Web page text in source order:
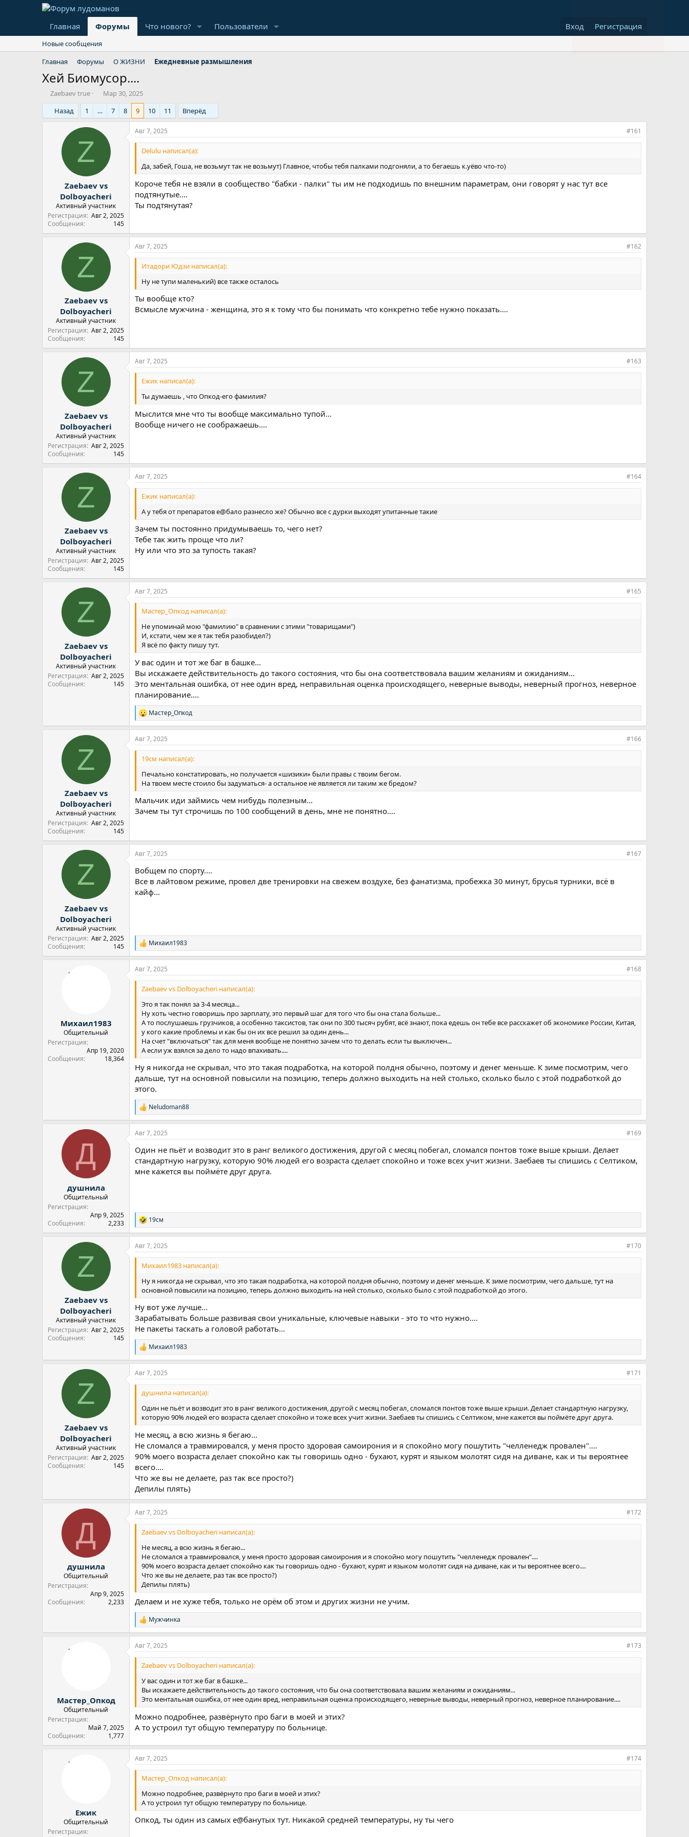
Главная Форумы Что нового? Пользователи Вход Регистрация
Новые сообщения
Главная
Форумы О ЖИЗНИ Ежедневные размышления
Хей Биомусор....
А
в
о
Zaebaev true
Д
а
а
а
л
Мар 30, 2025
Назад
1 … 7 8 9 10 11 Вперёд
Z
Zaebaev vs
Dolboyacheri
Активный участник
Регистрация Авг 2, 2025
Сообщения
145
Авг 7, 2025 #161
Delulu написал(а):
Да, забей, Гоша, не возьмут так не возьмут) Главное, чтобы тебя палками подгоняли, а то бегаешь к.уёво что-то)
Короче тебя не взяли в сообщество "бабки - палки" ты им не подходишь по внешним параметрам, они говорят у нас тут все
подтянутые....
Ты подтянутая?
Z
Zaebaev vs
Dolboyacheri
Активный участник
Регистрация Авг 2, 2025
Сообщения
145
Авг 7, 2025 #162
Итадори Юдзи написал(а):
Ну не тупи маленький) все также осталось
Ты вообще кто?
Всмысле мужчина - женщина, это я к тому что бы понимать что конкретно тебе нужно показать....
Z
Zaebaev vs
Dolboyacheri
Активный участник
Регистрация Авг 2, 2025
Сообщения
145
Авг 7, 2025 #163
Ежик написал(а):
Ты думаешь , что Опкод-его фамилия?
Мыслится мне что ты вообще максимально тупой...
Вообще ничего не соображаешь....
Z
Zaebaev vs
Dolboyacheri
Активный участник
Регистрация Авг 2, 2025
Сообщения
145
Авг 7, 2025 #164
Ежик написал(а):
А у тебя от препаратов е@бало разнесло же? Обычно все с дурки выходят упитанные такие
Зачем ты постоянно придумываешь то, чего нет?
Тебе так жить проще что ли?
Ну или что это за тупость такая?
Z
Zaebaev vs
Dolboyacheri
Активный участник
Регистрация Авг 2, 2025
Сообщения
145
Авг 7, 2025 #165
Мастер_Опкод написал(а):
Не упоминай мою "фамилию" в сравнении с этими "товарищами")
И, кстати, чем же я так тебя разобидел?)
Я всё по факту пишу тут.
У вас один и тот же баг в башке...
Вы искажаете действительность до такого состояния, что бы она соответствовала вашим желаниям и ожиданиям...
Это ментальная ошибка, от нее один вред, неправильная оценка происходящего, неверные выводы, неверный прогноз, неверное
планирование....
Р
е
а
к
ц
и
Мастер_Опкод
Z
Zaebaev vs
Dolboyacheri
Активный участник
Регистрация Авг 2, 2025
Сообщения
145
Авг 7, 2025 #166
19см написал(а):
Печально констатировать, но получается «шизики» были правы с твоим бегом.
На твоем месте стоило бы задуматься- а остальное не является ли таким же бредом?
Мальчик иди займись чем нибудь полезным...
Зачем ты тут строчишь по 100 сообщений в день, мне не понятно....
Z
Zaebaev vs
Dolboyacheri
Активный участник
Регистрация Авг 2, 2025
Сообщения
145
Авг 7, 2025 #167
Вобщем по спорту....
Все в лайтовом режиме, провел две тренировки на свежем воздухе, без фанатизма, пробежка 30 минут, брусья турники, всё в
кайф...
Р
е
а
к
ц
и
Михаил1983
Михаил1983
Общительный
Регистрация
Апр 19, 2020
Сообщения
18,364
Авг 7, 2025 #168
Zaebaev vs Dolboyacheri написал(а):
Это я так понял за 3-4 месяца...
Ну хоть честно говоришь про зарплату, это первый шаг для того что бы она стала больше...
А то послушаешь грузчиков, а особенно таксистов, так они по 300 тысяч рубят, всё знают, пока едешь он тебе все расскажет об экономике России, Китая,
у кого какие проблемы и как бы он их все решил за один день...
На счет "включаться" так для меня вообще не понятно зачем что то делать если ты выключен...
А если уж взялся за дело то надо впахивать....
Ну я никогда не скрывал, что это такая подработка, на которой полдня обычно, поэтому и денег меньше. К зиме посмотрим, чего
дальше, тут на основной повысили на позицию, теперь должно выходить на ней столько, сколько было с этой подработкой до
этого.
Р
е
а
к
и
и
Neludoman88
Д
душнила
Общительный
Регистрация
Апр 9, 2025
Сообщения
2,233
Авг 7, 2025 #169
Один не пьёт и возводит это в ранг великого достижения, другой с месяц побегал, сломался понтов тоже выше крыши. Делает
стандартную нагрузку, которую 90% людей его возраста сделает спокойно и тоже всех учит жизни. Заебаев ты спишись с Селтиком,
мне кажется вы поймёте друг друга.
Р
е
а
к
ц
и
19см
Z
Zaebaev vs
Dolboyacheri
Активный участник
Регистрация Авг 2, 2025
Сообщения
145
Авг 7, 2025 #170
Михаил1983 написал(а):
Ну я никогда не скрывал, что это такая подработка, на которой полдня обычно, поэтому и денег меньше. К зиме посмотрим, чего дальше, тут на
основной повысили на позицию, теперь должно выходить на ней столько, сколько было с этой подработкой до этого.
Ну вот уже лучше...
Зарабатывать больше развивая свои уникальные, ключевые навыки - это то что нужно....
Не пакеты таскать а головой работать...
Р
е
а
к
ц
Михаил1983
Z
Zaebaev vs
Dolboyacheri
Активный участник
Регистрация Авг 2, 2025
Сообщения
145
Авг 7, 2025 #171
душнила написал(а):
Один не пьёт и возводит это в ранг великого достижения, другой с месяц побегал, сломался понтов тоже выше крыши. Делает стандартную нагрузку,
которую 90% людей его возраста сделает спокойно и тоже всех учит жизни. Заебаев ты спишись с Селтиком, мне кажется вы поймёте друг друга.
Не месяц, а всю жизнь я бегаю...
Не сломался а травмировался, у меня просто здоровая самоирония и я спокойно могу пошутить "челленедж провален"....
90% моего возраста делает спокойно как ты говоришь одно - бухают, курят и языком молотят сидя на диване, как и ты вероятнее
всего....
Что же вы не делаете, раз так все просто?)
Депилы плять)
Д
душнила
Общительный
Регистрация
Апр 9, 2025
Сообщения
2,233
Авг 7, 2025 #172
Zaebaev vs Dolboyacheri написал(а):
Не месяц, а всю жизнь я бегаю...
Не сломался а травмировался, у меня просто здоровая самоирония и я спокойно могу пошутить "челленедж провален"....
90% моего возраста делает спокойно как ты говоришь одно - бухают, курят и языком молотят сидя на диване, как и ты вероятнее всего....
Что же вы не делаете, раз так все просто?)
Депилы плять)
Делаем и не хуже тебя, только не орём об этом и других жизни не учим.
Р
е
а
к
ц
и
Мужчинка
Мастер_Опкод
Общительный
Регистрация
Май 7, 2025
Сообщения
1,777
Авг 7, 2025 #173
Zaebaev vs Dolboyacheri написал(а):
У вас один и тот же баг в башке...
Вы искажаете действительность до такого состояния, что бы она соответствовала вашим желаниям и ожиданиям...
Это ментальная ошибка, от нее один вред, неправильная оценка происходящего, неверные выводы, неверный прогноз, неверное планирование....
Можно подробнее, развёрнуто про баги в моей и этих?
А то устроил тут общую температуру по больнице.
Ежик
Общительный
Регистрация
Авг 7, 2025 #174
Мастер_Опкод написал(а):
Можно подробнее, развёрнуто про баги в моей и этих?
А то устроил тут общую температуру по больнице.
Опкод, ты один из самых е@банутых тут. Никакой средней температуры, ну ты чего